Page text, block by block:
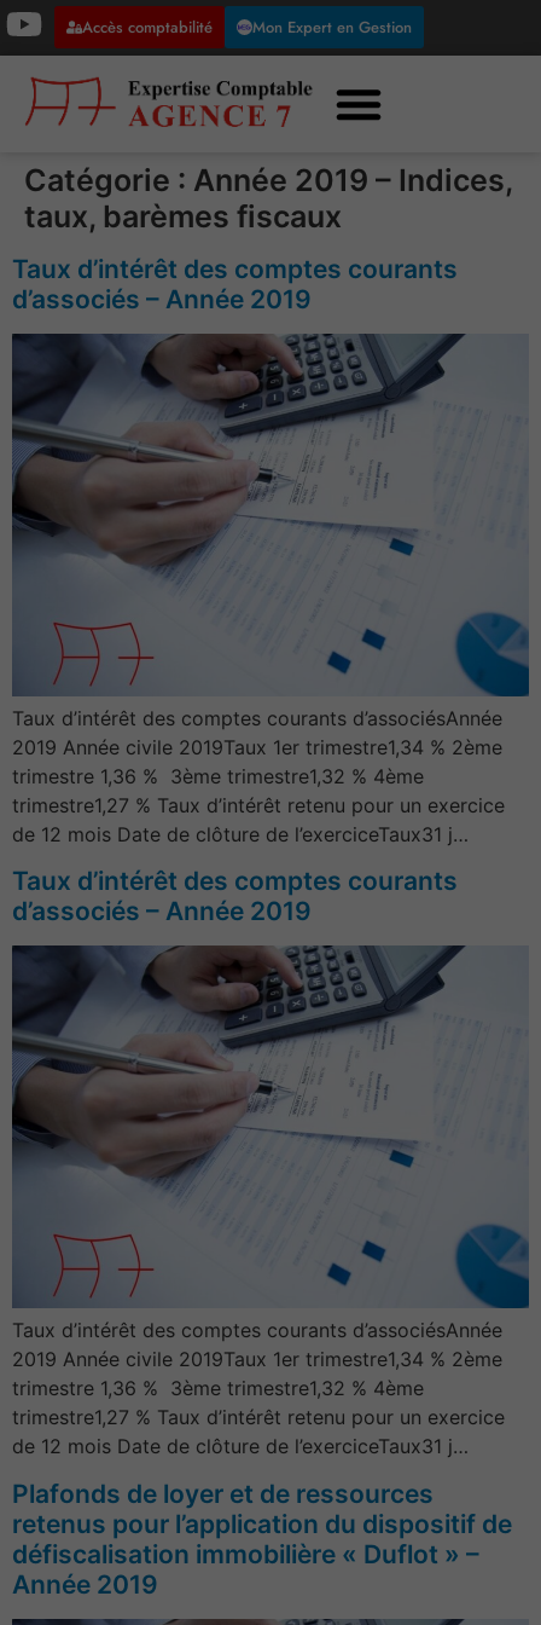
Accès comptabilité Mon Expert en Gestion
Catégorie : Année 2019 – Indices,
taux, barèmes fiscaux
Taux d’intérêt des comptes courants
d’associés – Année 2019
Taux d’intérêt des comptes courants d’associésAnnée
2019 Année civile 2019Taux 1er trimestre1,34 % 2ème
trimestre 1,36 % 3ème trimestre1,32 % 4ème
trimestre1,27 % Taux d’intérêt retenu pour un exercice
de 12 mois Date de clôture de l’exerciceTaux31 j…
Taux d’intérêt des comptes courants
d’associés – Année 2019
Taux d’intérêt des comptes courants d’associésAnnée
2019 Année civile 2019Taux 1er trimestre1,34 % 2ème
trimestre 1,36 % 3ème trimestre1,32 % 4ème
trimestre1,27 % Taux d’intérêt retenu pour un exercice
de 12 mois Date de clôture de l’exerciceTaux31 j…
Plafonds de loyer et de ressources
retenus pour l’application du dispositif de
défiscalisation immobilière « Duflot » –
Année 2019